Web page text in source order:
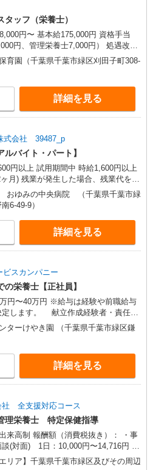
タッフ（栄養士）
本給175,000円 資格手当
円、管理栄養士7,000円） 処遇改善
業務手当等
育園（千葉県千葉市緑区刈田子町308-
詳細を見る
式会社 39487_p
ルバイト・パート】
期間中 時給1,600円以上
合、残業代を1
途支給します。
おゆみの中央病院 （千葉県千葉市緑
6-49-9）
詳細を見る
スカンパニー
の栄養士【正社員】
円 ※給与は経験や前職給与
定します。 献立作成経験者・責任者
遇いたします！ 賞与年2回
ターけやき園 （千葉県千葉市緑区鎌
詳細を見る
社 全支援対応コース
理栄養士 特定保健指導
消費税抜き）： ・事
談(対面) 1日：10,000円〜14,716円 ・
面) 1件：4,286円〜5,239円 ・遠隔面
〜1,691円 ・電話支援 1件：
エリア】千葉県千葉市緑区及びその周辺